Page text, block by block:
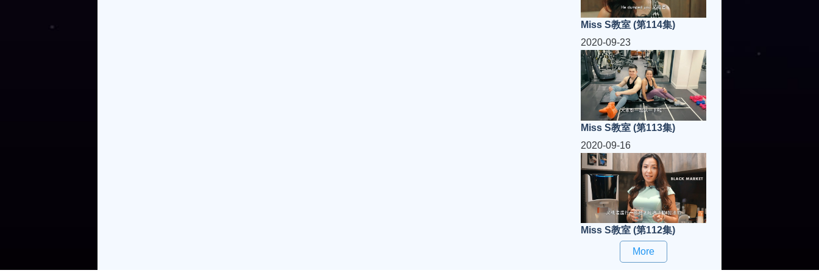
Miss S教室 (第114集)
2020-09-23
Miss S教室 (第113集)
2020-09-16
Miss S教室 (第112集)
More